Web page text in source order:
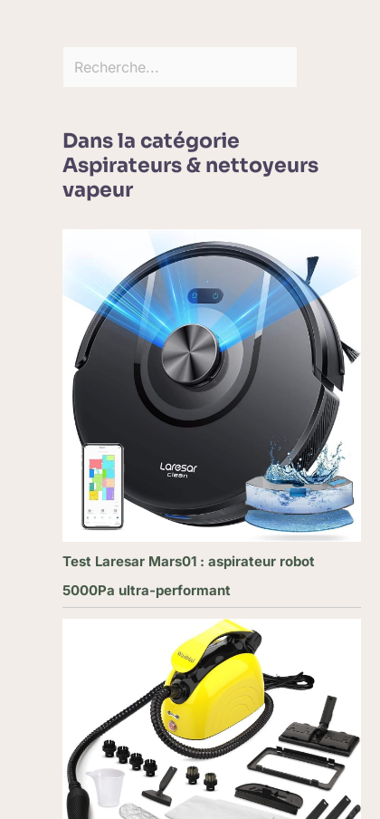
Dans la catégorie
Aspirateurs & nettoyeurs
vapeur
Test Laresar Mars01 : aspirateur robot
5000Pa ultra-performant